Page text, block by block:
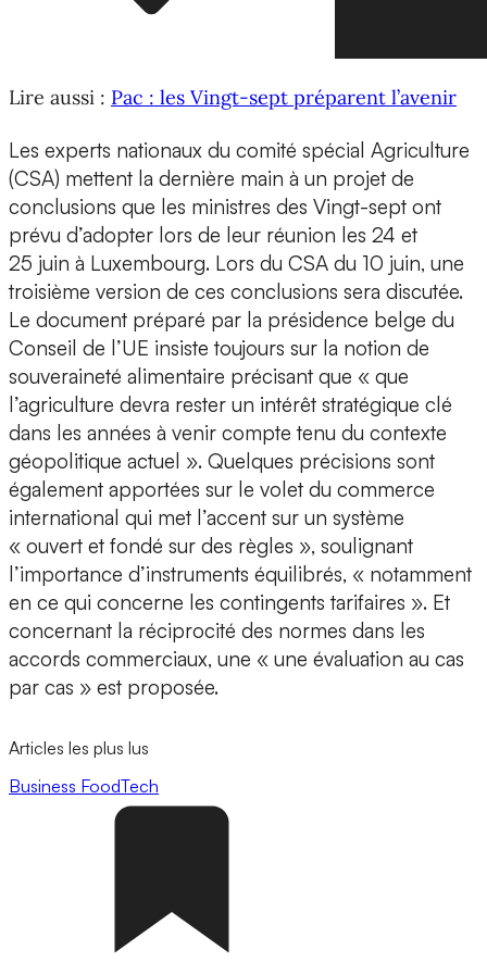
Lire aussi : Pac : les Vingt-sept préparent l’avenir
Les experts nationaux du comité spécial Agriculture
(CSA) mettent la dernière main à un projet de
conclusions que les ministres des Vingt-sept ont
prévu d’adopter lors de leur réunion les 24 et
25 juin à Luxembourg. Lors du CSA du 10 juin, une
troisième version de ces conclusions sera discutée.
Le document préparé par la présidence belge du
Conseil de l’UE insiste toujours sur la notion de
souveraineté alimentaire précisant que « que
l’agriculture devra rester un intérêt stratégique clé
dans les années à venir compte tenu du contexte
géopolitique actuel ». Quelques précisions sont
également apportées sur le volet du commerce
international qui met l’accent sur un système
« ouvert et fondé sur des règles », soulignant
l’importance d’instruments équilibrés, « notamment
en ce qui concerne les contingents tarifaires ». Et
concernant la réciprocité des normes dans les
accords commerciaux, une « une évaluation au cas
par cas » est proposée.
Articles les plus lus
Business FoodTech